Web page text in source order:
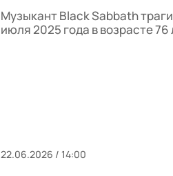
Музыкант Black Sabbath
июля 2025 года в возрасте 76
22.06.2026 / 14:00